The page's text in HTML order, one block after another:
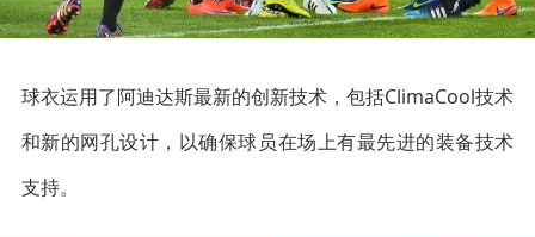
球衣运用了阿迪达斯最新的创新技术，包括ClimaCool技术
和新的网孔设计，以确保球员在场上有最先进的装备技术
支持。